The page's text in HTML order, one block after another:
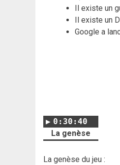
Il existe un
Il existe un
Google a
0:30:40
La genèse
La genèse du jeu :